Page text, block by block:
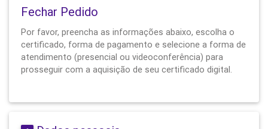
Fechar Pedido
Por favor, preencha as informações abaixo, escolha o
certificado, forma de pagamento e selecione a forma de
atendimento (presencial ou videoconferência) para
prosseguir com a aquisição de seu certificado digital.